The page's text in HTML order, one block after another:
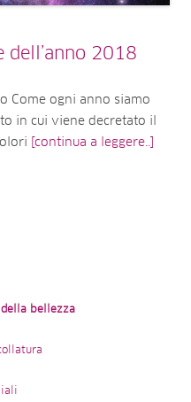
2018
Come ogni anno siamo
in cui viene decretato il
[continua a leggere..]
bellezza